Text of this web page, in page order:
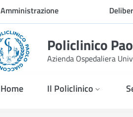
Amministrazione
trasparente
Policlinico
Azienda Ospedaliera
Home Il Policlinico